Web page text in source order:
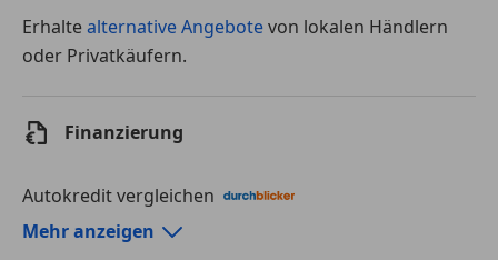
Erhaltealternative Angebotevon lokalen Händlern
oder Privatkäufern.
Finanzierung
Autokredit vergleichen
Autokredit-Rechner von durchblicker.at
Mehr anzeigen